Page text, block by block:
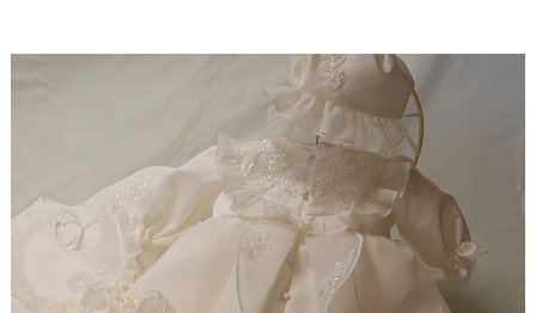
【ドレスリメイク】バッグ＆ポーチとフォトスタン
【ドレスリメイク】シフォンオーガンジーのベビー
【ドレスリメイク】フリルとレースの幸せベビード
レス
【ドレスリメイク】ラッフルフリルのベビードレス